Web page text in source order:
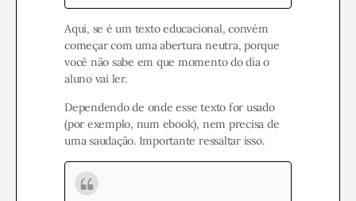
Aqui, se é um texto educacional, convém
começar com uma abertura neutra, porque
você não sabe em que momento do dia o
aluno vai ler.
Dependendo de onde esse texto for usado
(por exemplo, num ebook), nem precisa de
uma saudação. Importante ressaltar isso.